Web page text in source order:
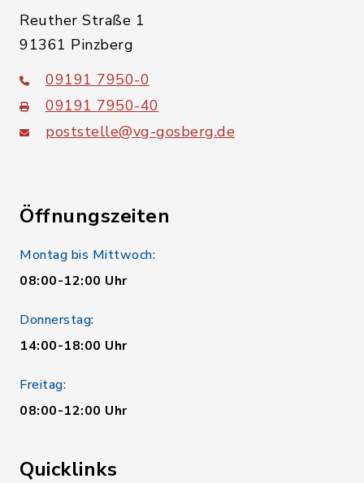
Reuther Straße 1
91361 Pinzberg
09191 7950-0
09191 7950-40
poststelle@vg-gosberg.de
Öffnungszeiten
Montag bis Mittwoch:
08:00-12:00 Uhr
Donnerstag:
14:00-18:00 Uhr
Freitag:
08:00-12:00 Uhr
Quicklinks